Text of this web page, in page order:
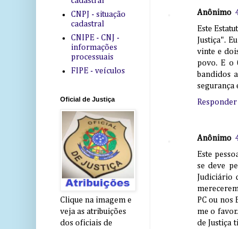
Anônimo
Este
Justiça".
vinte e
povo. E o
bandidos
segurança
Responder
Anônimo
Este
se deve
Judiciário
PC ou nos
me o
de Justiça
CNPJ - situação
cadastral
CNIPE - CNJ -
informações
processuais
FIPE - veículos
Oficial de Justiça
Clique na imagem e
veja as atribuições
dos oficiais de